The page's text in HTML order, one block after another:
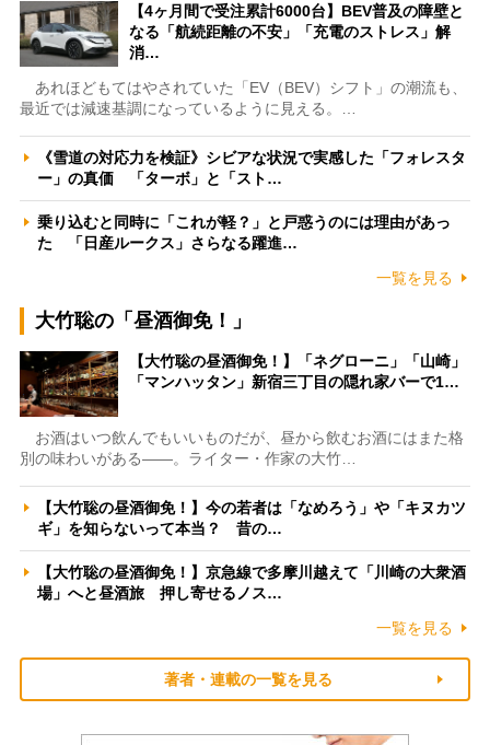
【4ヶ月間で受注累計6000台】BEV普及の障壁と
なる「航続距離の不安」「充電のストレス」解
消…
あれほどもてはやされていた「EV（BEV）シフト」の潮流も、
最近では減速基調になっているように見える。…
《雪道の対応力を検証》シビアな状況で実感した「フォレスタ
ー」の真価 「ターボ」と「スト…
乗り込むと同時に「これが軽？」と戸惑うのには理由があっ
た 「日産ルークス」さらなる躍進…
一覧を見る
大竹聡の「昼酒御免！」
【大竹聡の昼酒御免！】「ネグローニ」「山崎」
「マンハッタン」新宿三丁目の隠れ家バーで1…
お酒はいつ飲んでもいいものだが、昼から飲むお酒にはまた格
別の味わいがある――。ライター・作家の大竹…
【大竹聡の昼酒御免！】今の若者は「なめろう」や「キヌカツ
ギ」を知らないって本当？ 昔の…
【大竹聡の昼酒御免！】京急線で多摩川越えて「川崎の大衆酒
場」へと昼酒旅 押し寄せるノス…
一覧を見る
著者・連載の一覧を見る